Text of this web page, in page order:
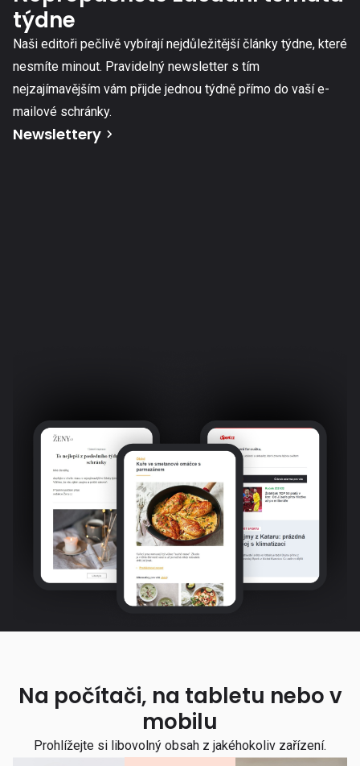
týdne
Naši editoři pečlivě vybírají nejdůležitější články týdne, které
nesmíte minout. Pravidelný newsletter s tím
nejzajímavějším vám přijde jednou týdně přímo do vaší e-
mailové schránky.
Newslettery
Na počítači, na tabletu nebo v
mobilu
Prohlížejte si libovolný obsah z jakéhokoliv zařízení.